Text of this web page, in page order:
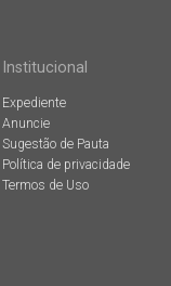
Institucional
Expediente
Anuncie
Sugestão de Pauta
Política de privacidade
Termos de Uso